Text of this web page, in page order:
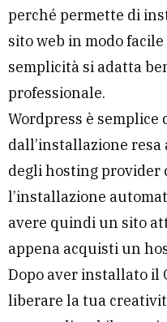
perché permette di
sito web in modo
semplicità si adatta
professionale.
Wordpress è
dall’installazione
degli hosting provider
l’installazione
avere quindi un sito
appena acquisti un
Dopo aver installato il
liberare la tua